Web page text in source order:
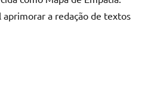
aprimorar a redação de textos